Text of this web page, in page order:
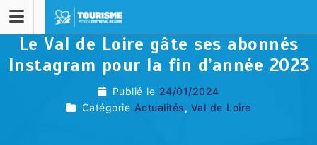
Le Val de Loire gâte ses abonnés
Instagram pour la fin d’année 2023
Publié le 24/01/2024
Catégorie Actualités, Val de Loire